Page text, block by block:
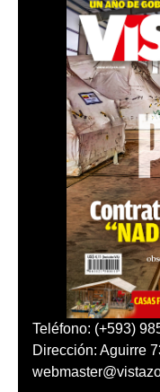
Teléfono: (+593)
Dirección: Aguirre